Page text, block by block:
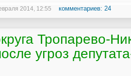
2014, 12:55 комментариев: 24
Тропарево-
угроз